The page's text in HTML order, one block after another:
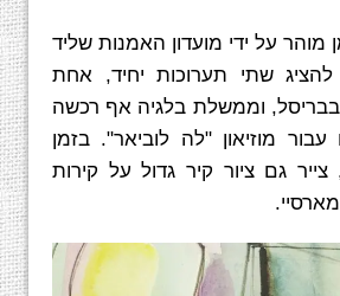
הוזמן מוהר על ידי מועדון האמנות שליד
להציג שתי תערוכות יחיד, אחת
בבריסל, וממשלת בלגיה אף רכשה
מוזיאון "לה לוביאר". בזמן
גם ציור קיר גדול על קירות